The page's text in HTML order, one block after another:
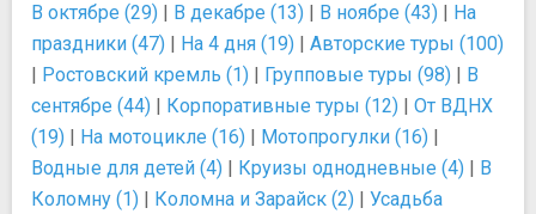
В октябре (29) | В декабре (13) | В ноябре (43) | На
праздники (47) | На 4 дня (19) | Авторские туры (100)
| Ростовский кремль (1) | Групповые туры (98) | В
сентябре (44) | Корпоративные туры (12) | От ВДНХ
(19) | На мотоцикле (16) | Мотопрогулки (16) |
Водные для детей (4) | Круизы однодневные (4) | В
Коломну (1) | Коломна и Зарайск (2) | Усадьба